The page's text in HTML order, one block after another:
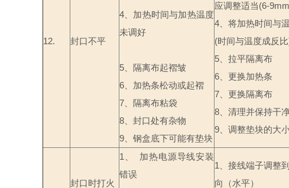
12. 封口不平
4 、加热时间与加热温度
未调好
5 、隔离布起褶皱
6 、加热条松动或起褶
7 、隔离布粘袋
8 、封口处有杂物
9 、钢盒底下可能有垫块
应调整适当(6-
4 、将加热时间与
(时间与温度成反比
5 、拉平隔离布
6 、更换加热条
7 、更换隔离布
8 、清理并保持干
9 、调整垫块的大
封口时打火
1
加热电源导线安装
错误
1
、接线端子调整
向（水平）